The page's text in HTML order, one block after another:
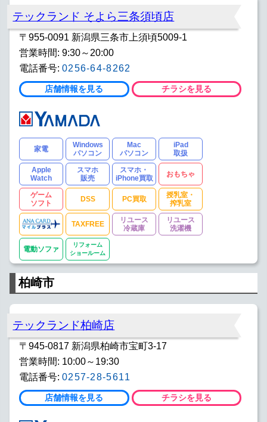
テックランド そよら三条須頃店
〒955-0091 新潟県三条市上須頃5009-1
営業時間: 9:30～20:00
電話番号: 0256-64-8262
店舗情報を見る チラシを見る
家電
Windows
パソコン
Mac
パソコン
iPad
取扱
Apple
Watch
スマホ
販売
スマホ・
iPhone買取
おもちゃ
ゲーム
ソフト
DSS PC買取
授乳室・
搾乳室
TAXFREE
リユース
冷蔵庫
リユース
洗濯機
電動ソファ
リフォーム
ショールーム
柏崎市
テックランド柏崎店
〒945-0817 新潟県柏崎市宝町3-17
営業時間: 10:00～19:30
電話番号: 0257-28-5611
店舗情報を見る チラシを見る